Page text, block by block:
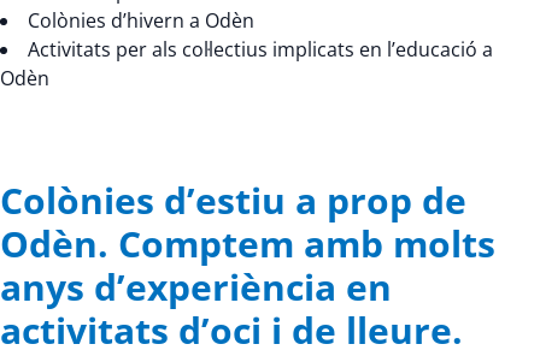
Colònies d’hivern a Odèn
Activitats per als col·lectius implicats en l’educació a
Odèn
Colònies d’estiu a prop de
Odèn. Comptem amb molts
anys d’experiència en
activitats d’oci i de lleure.